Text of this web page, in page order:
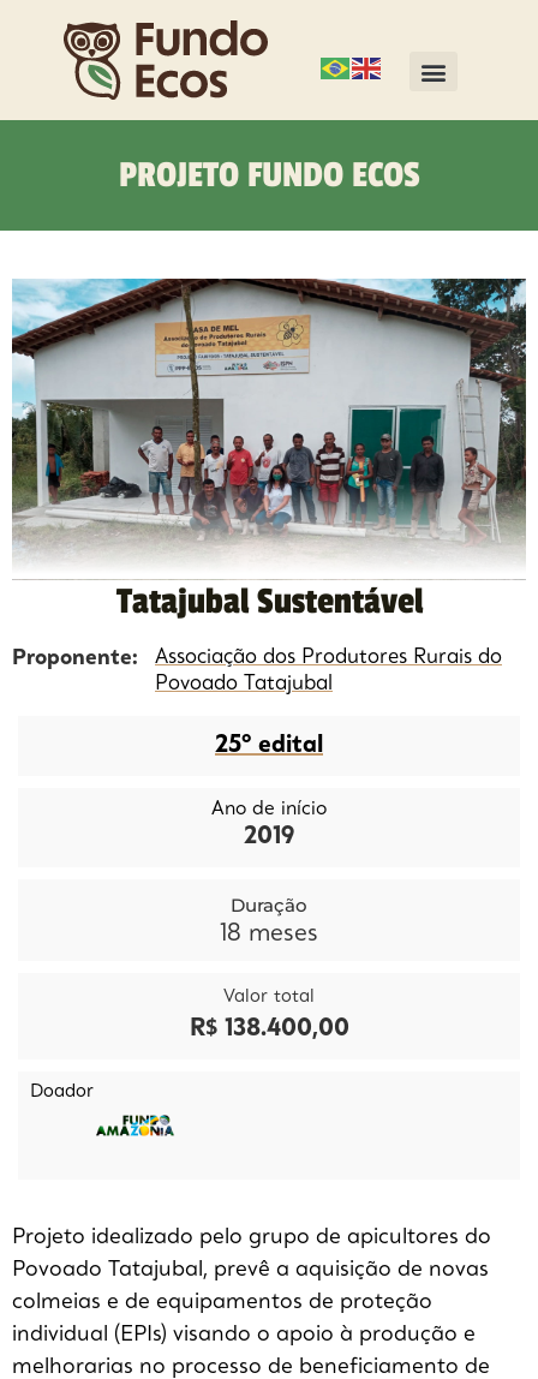
PROJETO FUNDO ECOS
Tatajubal Sustentável
Proponente: Associação dos Produtores Rurais do
Povoado Tatajubal
25º edital
Ano de início
2019
Duração
18 meses
Valor total
R$ 138.400,00
Doador
Projeto idealizado pelo grupo de apicultores do
Povoado Tatajubal, prevê a aquisição de novas
colmeias e de equipamentos de proteção
individual (EPIs) visando o apoio à produção e
melhorarias no processo de beneficiamento de